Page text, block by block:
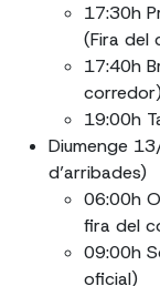
17:30h
(Fira del
17:40h
19:00h
Diumenge
d’arribades)
06:00h
fira del
09:00h
oficial)